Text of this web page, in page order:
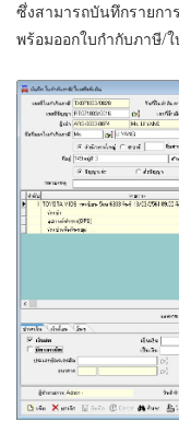
ซึ่งสามารถบันทึกรายกา
พร้อมออกใบกำกับภาษี/ใ